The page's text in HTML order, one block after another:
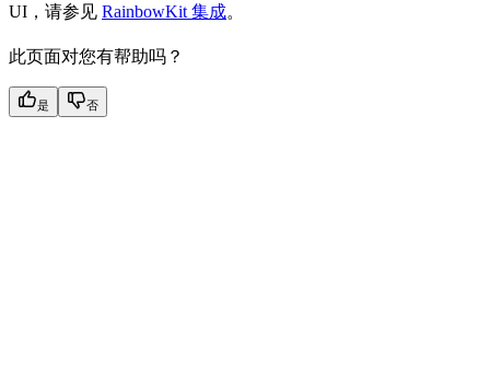
UI，请参见 RainbowKit 集成。
此页面对您有帮助吗？
是 否